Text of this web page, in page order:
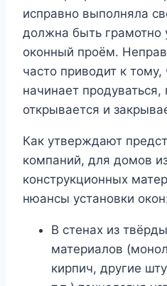
исправно выполняла
должна быть грамотно
оконный проём.
часто приводит к тому,
начинает продуваться,
открывается и
Как утверждают
компаний, для домов
конструкционных
нюансы установки
В стенах из
материалов
кирпич, другие